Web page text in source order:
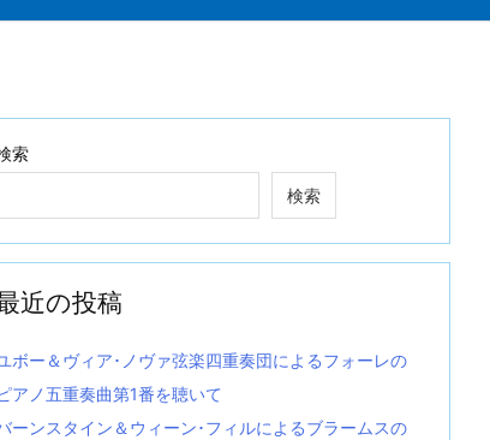
索
検索
近の投稿
ボー＆ヴィア･ノヴァ弦楽四重奏団によるフォーレの
アノ五重奏曲第1番を聴いて
ーンスタイン＆ウィーン･フィルによるブラームスの